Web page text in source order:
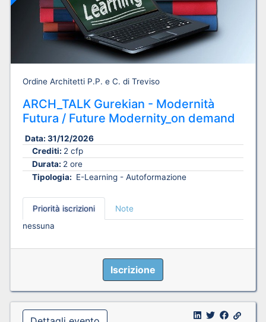
Ordine Architetti P.P. e C. di Treviso
ARCH_TALK Gurekian - Modernità
Futura / Future Modernity_on demand
Data: 31/12/2026
Crediti: 2 cfp
Durata: 2 ore
Tipologia: E-Learning - Autoformazione
Priorità iscrizioni
Note
nessuna
Iscrizione